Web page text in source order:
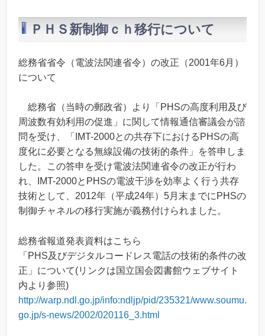
ＰＨＳ新制御ｃｈ移行について
総務省省令（電波法関連省令）の改正（2001年6月）
について
総務省（当時の郵政省）より「PHSの高度利用及び
周波数有効利用の促進」に関して情報通信審議会が諮
問を受け、「IMT-2000との共存下におけるPHSの高
度化に必要となる無線設備の技術的条件」を答申しま
した。この答申を受け電波法関連省令の改正が行わ
れ、IMT-2000とPHSの電波干渉を効率よく行う共存
技術として、2012年（平成24年）5月末までにPHSの
制御チャネルの移行実施が義務付けられました。
総務省報道発表資料はこちら
「PHS及びデジタルコードレス電話の技術的条件の改
正」について(リンクは国立国会図書館ウェブサイト
内より参照)
http://warp.ndl.go.jp/info:ndljp/pid/235321/www.soumu.
go.jp/s-news/2002/020116_3.html